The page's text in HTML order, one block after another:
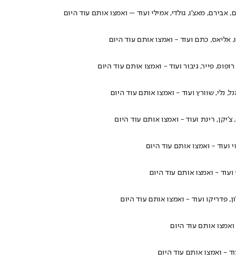
מאצ'ו, גולדי, אמילי ועוד – ואמצו אותם עוד היום
אליאס, כתם ועוד - ואמצו אותם עוד היום
פייר, גיבור ועוד - ואמצו אותם עוד היום
נלי, שוורץ ועוד - ואמצו אותם עוד היום
רינת ועוד - ואמצו אותם עוד היום
- ואמצו אותם עוד היום
- ואמצו אותם עוד היום
פדריקו ועוד - ואמצו אותם עוד היום
אותם עוד היום
- ואמצו אותם עוד היום